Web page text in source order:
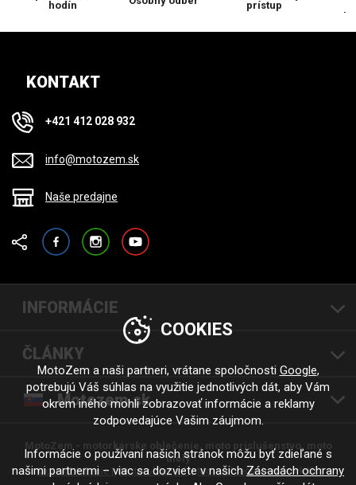
hodín
prístup
KONTAKT
+421 412 028 932
info@motozem.sk
Naše predajne
FacebookInstagramYouTube
INFORMÁCIE
ČLÁNKY
Motozem.sk
MotoZem - motorkárske oblečenie, moto príslušenstvo, moto
diely
Moto oblečenie | Moto oblečení Moto oblečení - motorkáři
COOKIES
MotoZem a naši partneri, vrátane spoločnosti Google,
potrebujú Váš súhlas na využitie jednotlivých dát, aby Vám
okrem iného mohli zobrazovať informácie a reklamy
zodpovedajúce Vašim záujmom.
Informácie o používaní našich stránok môžu byť zdieľané s
našimi partnermi – viac sa dozviete v našich Zásadách ochrany